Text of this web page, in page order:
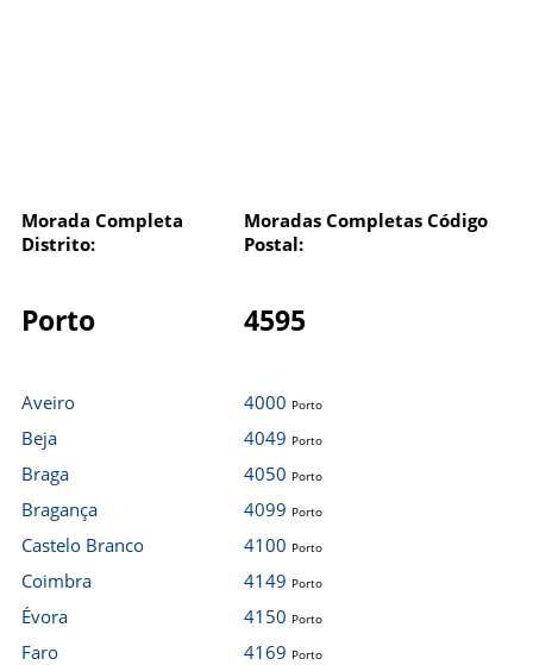
Morada Completa
Distrito:
Moradas Completas Código
Postal:
Porto 4595
Aveiro
Beja
Braga
Bragança
Castelo Branco
Coimbra
Évora
Faro
4000 Porto
4049 Porto
4050 Porto
4099 Porto
4100 Porto
4149 Porto
4150 Porto
4169 Porto